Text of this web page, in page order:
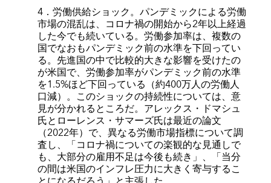
4．労働供給ショック。パンデミックによる労働
市場の混乱は、コロナ禍の開始から2年以上経過
した今でも続いている。労働参加率は、複数の
国でなおもパンデミック前の水準を下回ってい
る。先進国の中で比較的大きな影響を受けたの
が米国で、労働参加率がパンデミック前の水準
を1.5%ほど下回っている（約400万人の労働人
口減）。このショックの持続性については、意
見が分かれるところだ。アレックス・ドマシュ
氏とローレンス・サマーズ氏は最近の論文
（2022年）で、異なる労働市場指標について調
査し、「コロナ禍についての楽観的な見通しで
も、大部分の雇用不足は今後も続き」、「当分
の間は米国のインフレ圧力に大きく寄与するこ